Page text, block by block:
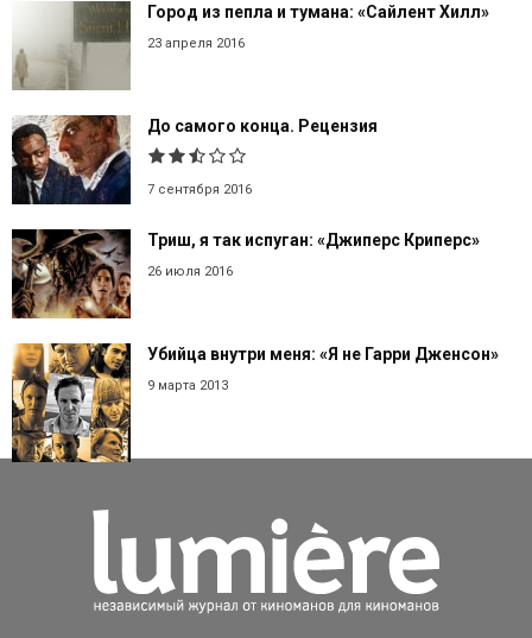
Город из пепла и тумана: «Сайлент Хилл»
23 апреля 2016
До самого конца. Рецензия
7 сентября 2016
Триш, я так испуган: «Джиперс Криперс»
26 июля 2016
Убийца внутри меня: «Я не Гарри Дженсон»
9 марта 2013